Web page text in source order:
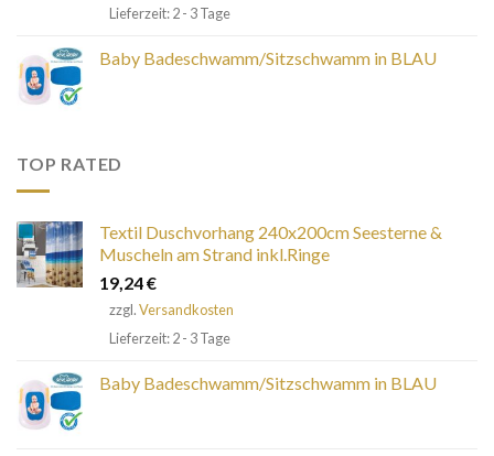
Lieferzeit: 2 - 3 Tage
Baby Badeschwamm/Sitzschwamm in BLAU
TOP RATED
Textil Duschvorhang 240x200cm Seesterne &
Muscheln am Strand inkl.Ringe
19,24€
zzgl.Versandkosten
Lieferzeit: 2 - 3 Tage
Baby Badeschwamm/Sitzschwamm in BLAU